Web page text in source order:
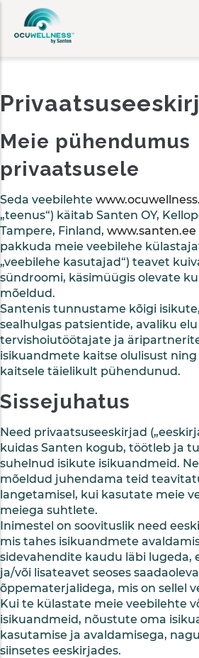
edasi
põhisisu
Meie pühendumus
privaatsusele
Seda veebilehte
„teenus“) käitab Santen OY,
Tampere, Finland, www.santen.ee
pakkuda meie veebilehe
„veebilehe kasutajad“) teavet
sündroomi, käsimüügis olevate
mõeldud.
Santenis tunnustame kõigi
sealhulgas patsientide, avaliku
tervishoiutöötajate ja
isikuandmete kaitse olulisust
kaitsele täielikult pühendunud.
Sissejuhatus
Need privaatsuseeskirjad
kuidas Santen kogub, töötleb ja
suhelnud isikute isikuandmeid.
mõeldud juhendama teid
langetamisel, kui kasutate meie
meiega suhtlete.
Inimestel on soovituslik need
mis tahes isikuandmete
sidevahendite kaudu läbi lugeda,
ja/või lisateavet seoses
õppematerjalidega, mis on sellel
Kui te külastate meie veebilehte
isikuandmeid, nõustute oma
kasutamise ja avaldamisega,
siinsetes eeskirjades.